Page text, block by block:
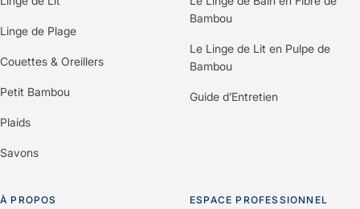
professionnels ou partenaires qui
souhaitent explorer ces applications
dans le cadre d’un cahier des
charges spécifique. La Fibre B® est
une plateforme d’innovation ouverte,
Linge de Plage
Couettes & Oreillers
Petit Bambou
Plaids
Savons
Bambou
Le Linge de Lit en Pulpe de
Bambou
Guide d’Entretien
À PROPOS ESPACE PROFESSIONNEL